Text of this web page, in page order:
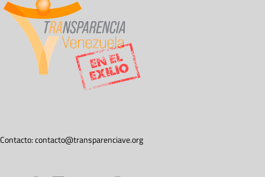
Contacto:contacto@transparenciave.org